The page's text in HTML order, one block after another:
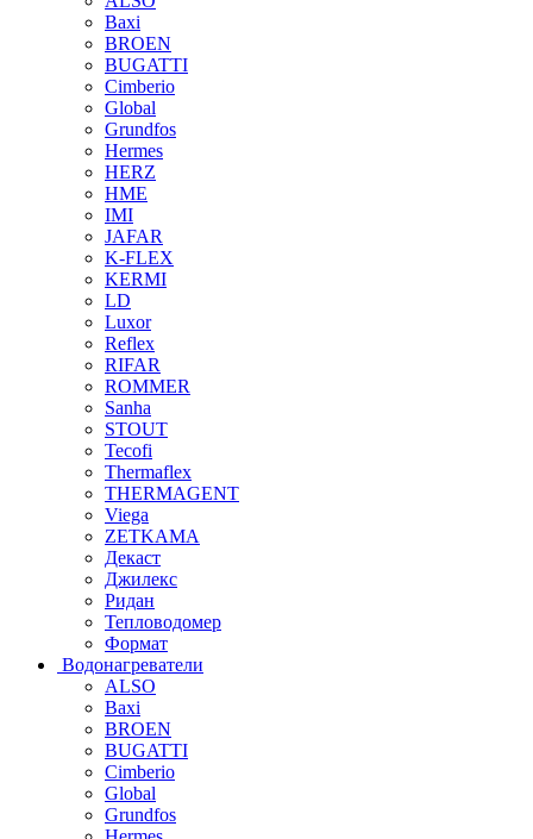
Baxi
BROEN
BUGATTI
Cimberio
Global
Grundfos
Hermes
HERZ
HME
IMI
JAFAR
K-FLEX
KERMI
LD
Luxor
Reflex
RIFAR
ROMMER
Sanha
STOUT
Tecofi
Thermaflex
THERMAGENT
Viega
ZETKAMA
Декаст
Джилекс
Ридан
Тепловодомер
Формат
Водонагреватели
ALSO
Baxi
BROEN
BUGATTI
Cimberio
Global
Grundfos